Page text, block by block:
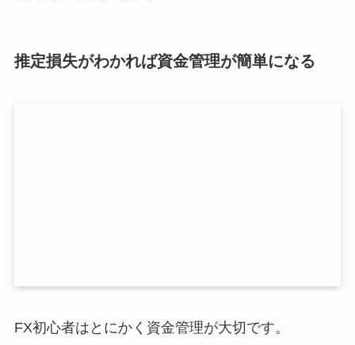
推定損失がわかれば資金管理が簡単になる
FX初心者はとにかく資金管理が大切です。